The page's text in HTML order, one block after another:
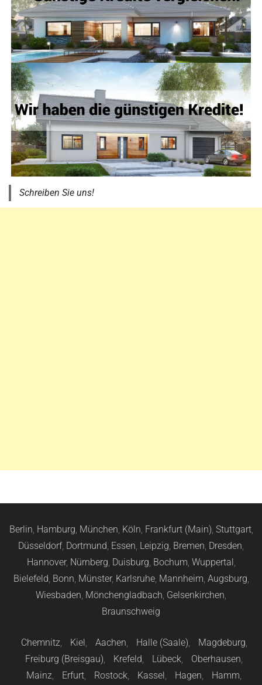
Schreiben Sie uns!
Berlin, Hamburg, München, Köln, Frankfurt (Main), Stuttgart,
Düsseldorf, Dortmund, Essen, Leipzig, Bremen, Dresden,
Hannover, Nürnberg, Duisburg, Bochum, Wuppertal,
Bielefeld, Bonn, Münster, Karlsruhe, Mannheim, Augsburg,
Wiesbaden, Mönchengladbach, Gelsenkirchen,
Braunschweig
Chemnitz, Kiel, Aachen, Halle (Saale), Magdeburg,
Freiburg (Breisgau), Krefeld, Lübeck, Oberhausen,
Mainz, Erfurt, Rostock, Kassel, Hagen, Hamm,